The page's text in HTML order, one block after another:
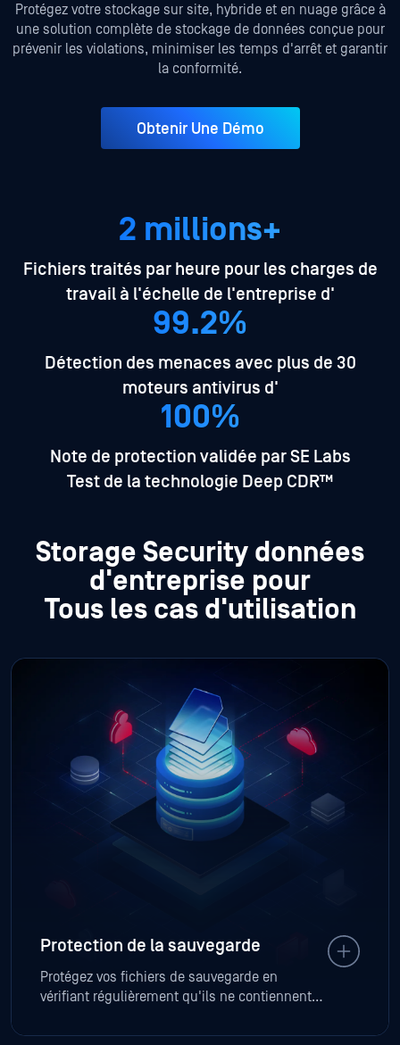
Protégez votre stockage sur site, hybride et en nuage grâce à
une solution complète de stockage de données conçue pour
prévenir les violations, minimiser les temps d'arrêt et garantir
la conformité.
Obtenir Une Démo
2 millions+
Fichiers traités par heure pour les charges de
travail à l'échelle de l'entreprise d'
99.2%
Détection des menaces avec plus de 30
moteurs antivirus d'
100%
Note de protection validée par SE Labs
Test de la technologie Deep CDR™
Storage Security données
d'entreprise pour
Tous les cas d'utilisation
Protection de la sauvegarde
Protégez vos fichiers de sauvegarde en
vérifiant régulièrement qu'ils ne contiennent
d'autres menaces à l'aide de plusieurs